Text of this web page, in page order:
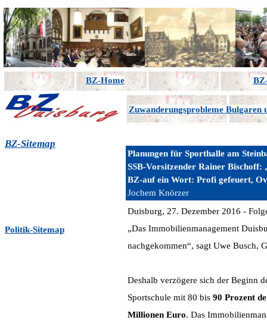
BZ-Home
BZ-Sitemap
Politik-Sitemap
Zuwanderungsprobleme Bulgaren
Planungen für Sporthalle am
SSB-Vorsitzender Rainer
BZ-auf ein Wort: Profi gefeuert,
Jochem Knörzer
Duisburg, 27. Dezember 2016 -
„Das Immobilienmanagement
nachgekommen“, sagt Uwe Busch,
Deshalb verzögere sich der Beginn
Sportschule mit 80 bis 90 Prozent
Millionen Euro. Das